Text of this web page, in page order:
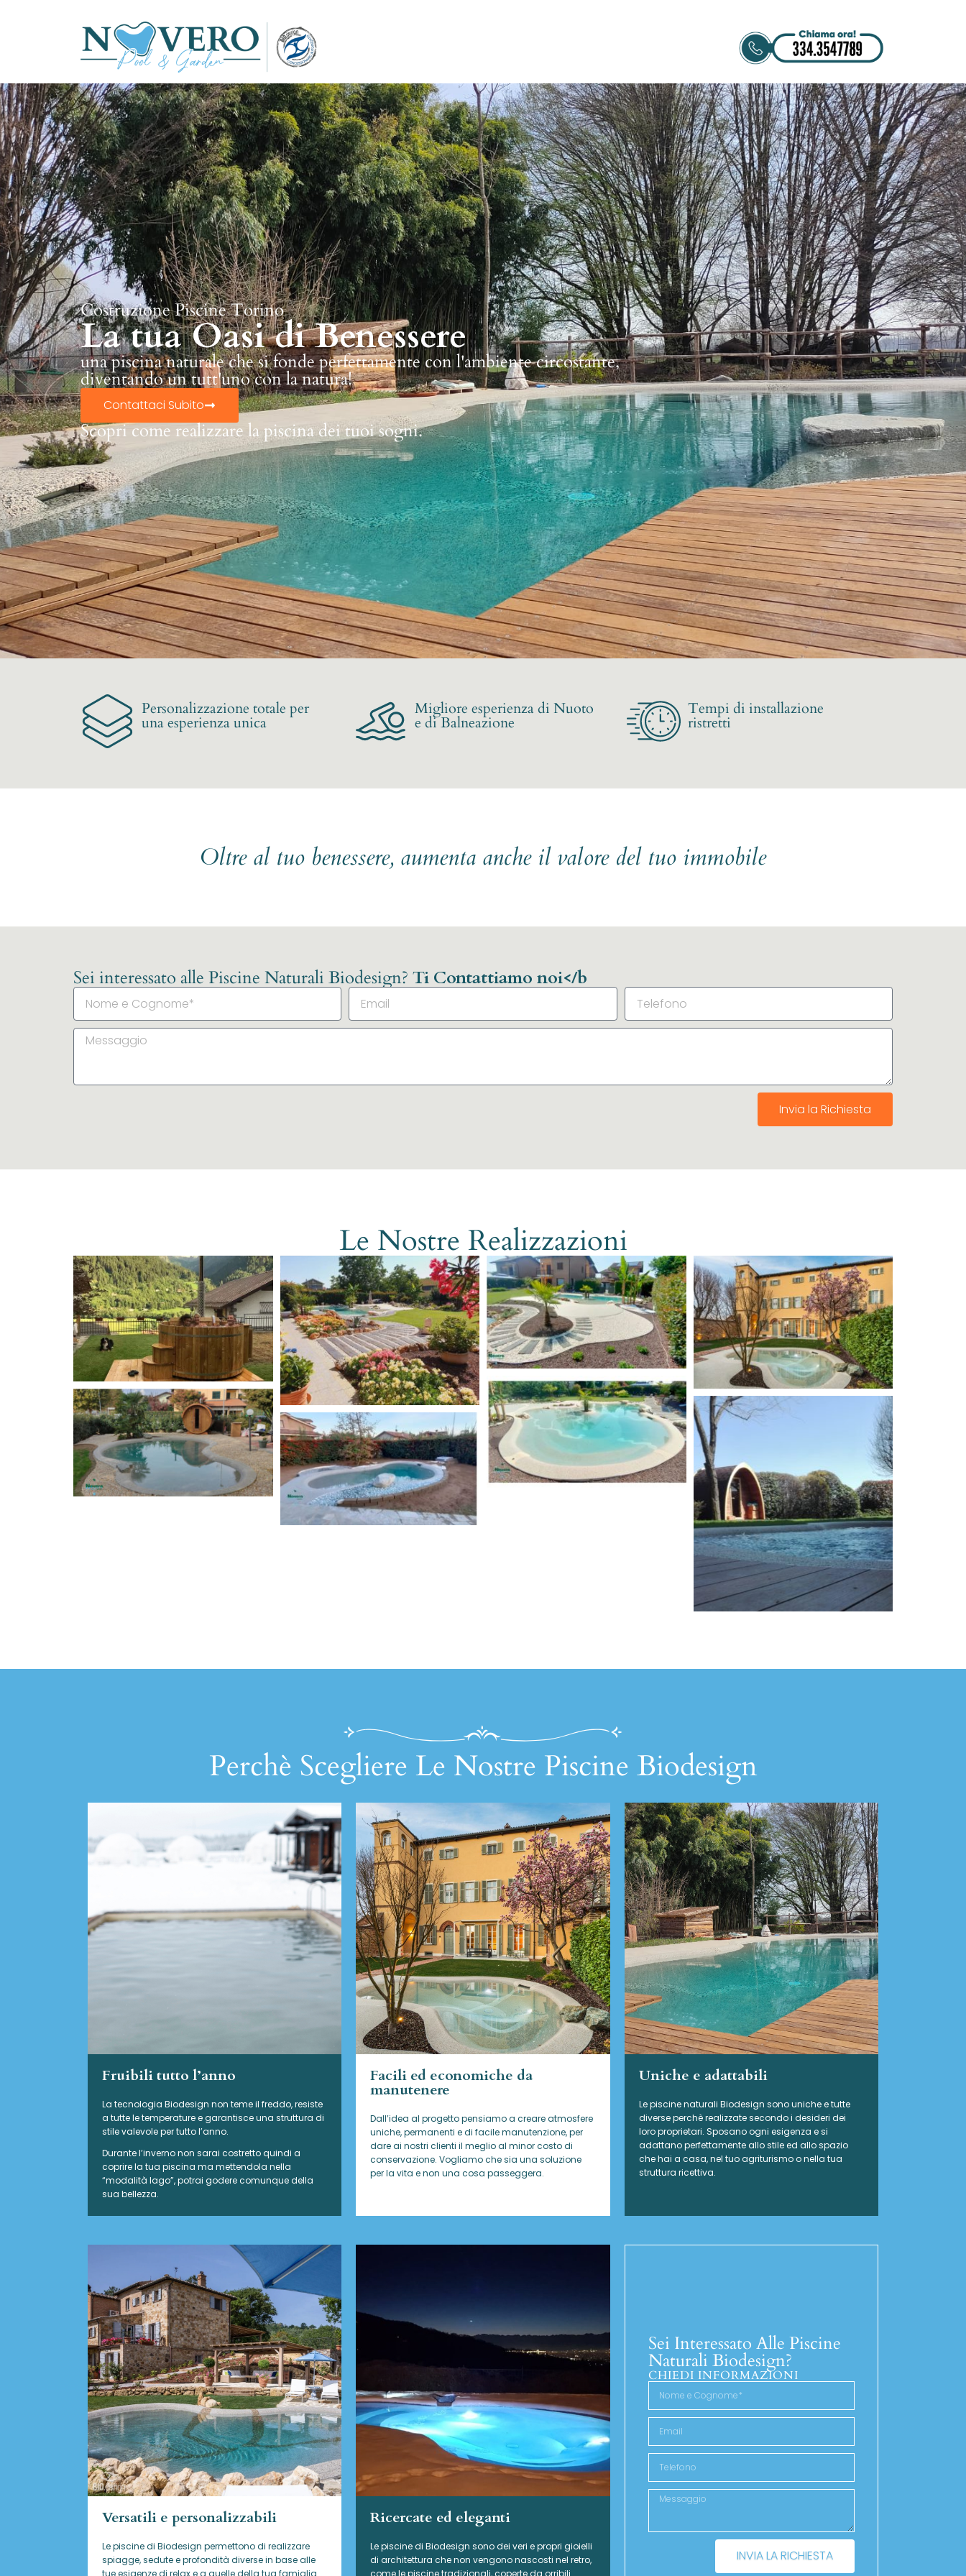
Costruzione Piscine Torino
La tua Oasi di Benessere
una piscina naturale che si fonde perfettamente con l'ambiente circostante,
diventando un tutt'uno con la natura!
Contattaci Subito
Scopri come realizzare la piscina dei tuoi sogni.
Personalizzazione totale per
una esperienza unica
Migliore esperienza di Nuoto
e di Balneazione
Tempi di installazione
ristretti
Oltre al tuo benessere, aumenta anche il valore del tuo immobile
Sei interessato alle Piscine Naturali Biodesign? Ti Contattiamo noi</b
Invia la Richiesta
Le Nostre Realizzazioni
Perchè Scegliere Le Nostre Piscine Biodesign
Fruibili tutto l’anno
La tecnologia Biodesign non teme il freddo, resiste
a tutte le temperature e garantisce una struttura di
stile valevole per tutto l’anno.
Durante l’inverno non sarai costretto quindi a
coprire la tua piscina ma mettendola nella
“modalità lago”, potrai godere comunque della
sua bellezza.
Facili ed economiche da
manutenere
Dall’idea al progetto pensiamo a creare atmosfere
uniche, permanenti e di facile manutenzione, per
dare ai nostri clienti il meglio al minor costo di
conservazione. Vogliamo che sia una soluzione
per la vita e non una cosa passeggera.
Uniche e adattabili
Le piscine naturali Biodesign sono uniche e tutte
diverse perchè realizzate secondo i desideri dei
loro proprietari. Sposano ogni esigenza e si
adattano perfettamente allo stile ed allo spazio
che hai a casa, nel tuo agriturismo o nella tua
struttura ricettiva.
Versatili e personalizzabili
Le piscine di Biodesign permettono di realizzare
spiagge, sedute e profondità diverse in base alle
tue esigenze di relax e a quelle della tua famiglia.
Ricercate ed eleganti
Le piscine di Biodesign sono dei veri e propri gioielli
di architettura che non vengono nascosti nel retro,
come le piscine tradizionali, coperte da orribili
Sei Interessato Alle Piscine
Naturali Biodesign?
CHIEDI INFORMAZIONI
INVIA LA RICHIESTA